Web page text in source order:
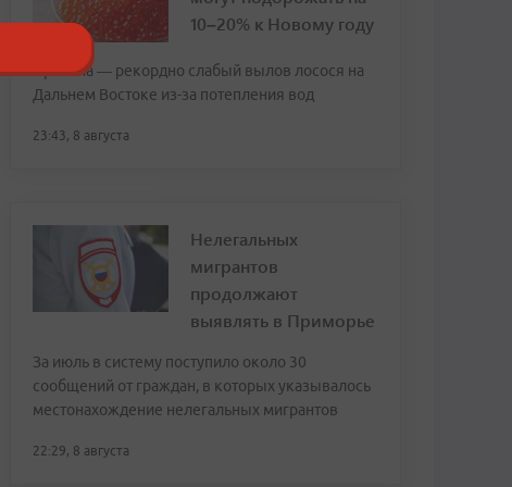
10–20% к Новому году
Причина — рекордно слабый вылов лосося на
Дальнем Востоке из-за потепления вод
23:43, 8 августа
Нелегальных
мигрантов
продолжают
выявлять в Приморье
За июль в систему поступило около 30
сообщений от граждан, в которых указывалось
местонахождение нелегальных мигрантов
22:29, 8 августа